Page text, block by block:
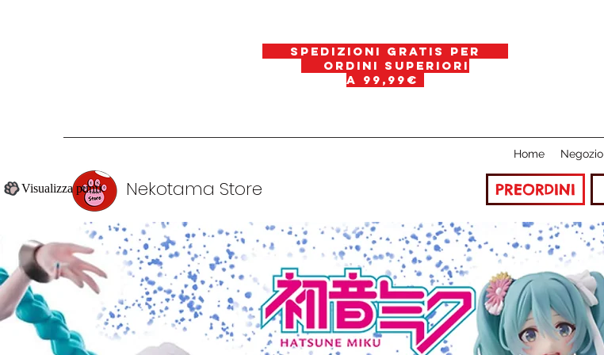
spedizioni gratis per
ordini superiori
a 99,99€
Nekotama Store
Visualizza punti
Home Negozio
PREORDINI